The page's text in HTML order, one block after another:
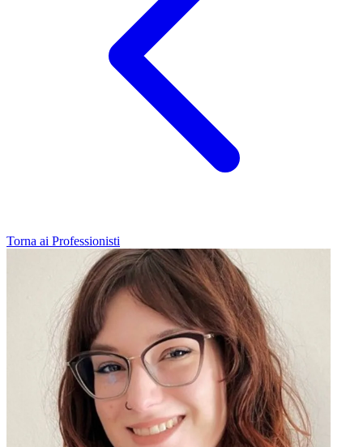
Torna ai Professionisti